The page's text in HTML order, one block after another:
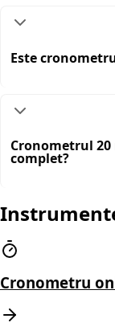
Este
Cronometrul
complet?
Cronometru